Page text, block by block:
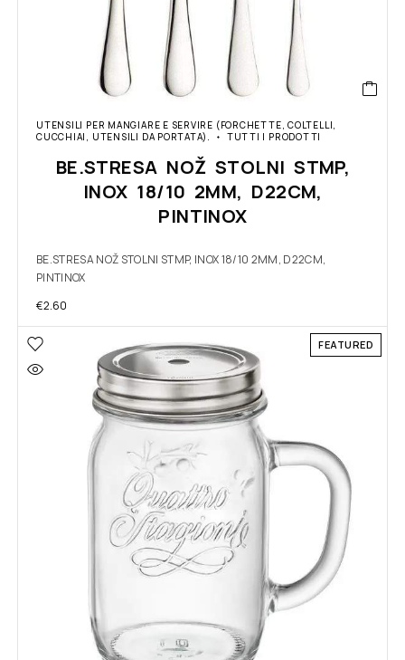
UTENSILI PER MANGIARE E SERVIRE (FORCHETTE, COLTELLI,
CUCCHIAI, UTENSILI DA PORTATA).
TUTTI I PRODOTTI
BE.STRESA NOŽ STOLNI STMP,
INOX 18/10 2MM, D22CM,
PINTINOX
BE.STRESA NOŽ STOLNI STMP, INOX 18/10 2MM, D22CM,
PINTINOX
€2.60
FEATURED